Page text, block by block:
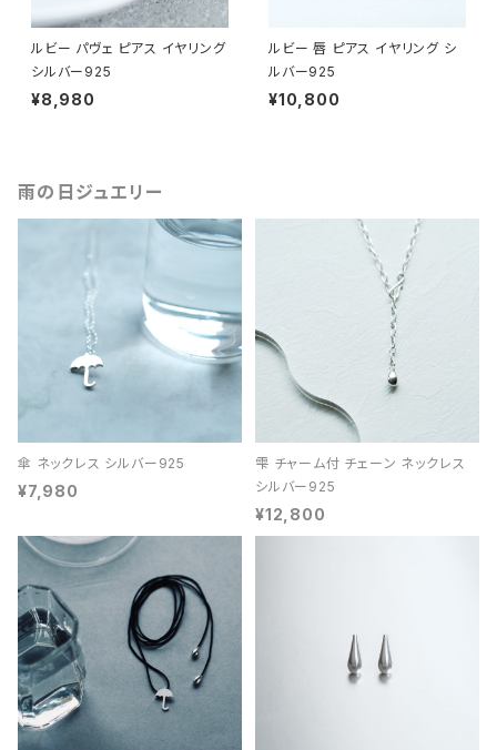
ルビー パヴェ ピアス イヤリング
シルバー925
¥8,980
ルビー 唇 ピアス イヤリング シ
ルバー925
¥10,800
雨の日ジュエリー
傘 ネックレス シルバー925
¥7,980
雫 チャーム付 チェーン ネックレス
シルバー925
¥12,800